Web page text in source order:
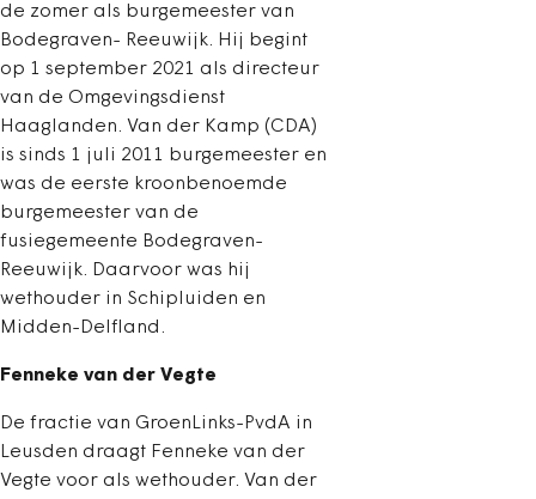
de zomer als burgemeester van
Bodegraven- Reeuwijk. Hij begint
op 1 september 2021 als directeur
van de Omgevingsdienst
Haaglanden. Van der Kamp (CDA)
is sinds 1 juli 2011 burgemeester en
was de eerste kroonbenoemde
burgemeester van de
fusiegemeente Bodegraven-
Reeuwijk. Daarvoor was hij
wethouder in Schipluiden en
Midden-Delfland.
Fenneke van der Vegte
De fractie van GroenLinks-PvdA in
Leusden draagt Fenneke van der
Vegte voor als wethouder. Van der